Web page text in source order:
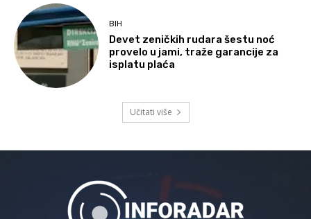
BIH
Devet zeničkih rudara šestu noć
provelo u jami, traže garancije za
isplatu plaća
Učitati više